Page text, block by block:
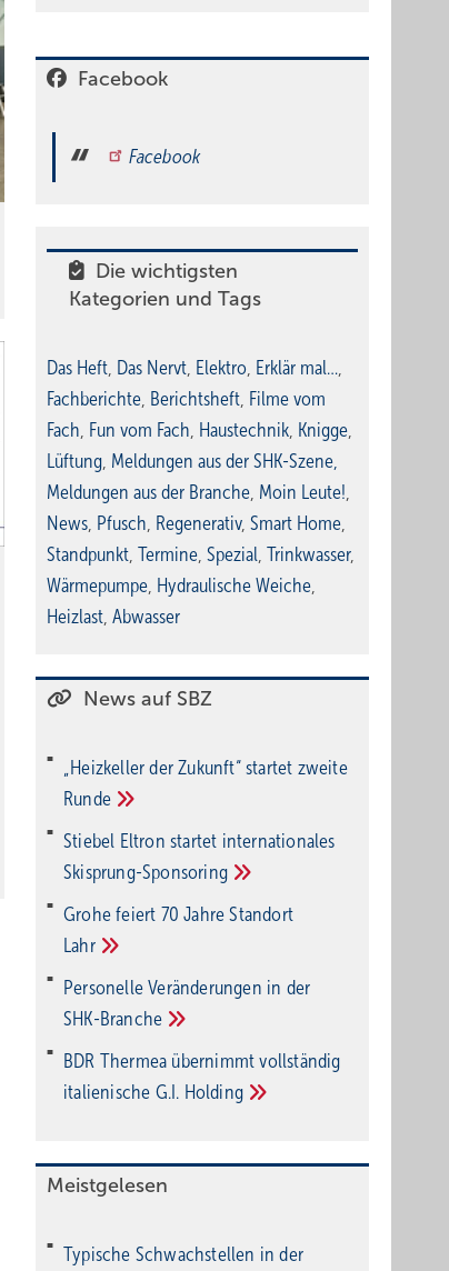
Facebook
Facebook
Die wichtigsten
Kategorien und Tags
Das Heft, Das Nervt, Elektro, Erklär mal…,
Fachberichte, Berichtsheft, Filme vom
Fach, Fun vom Fach, Haustechnik, Knigge,
Lüftung, Meldungen aus der SHK-Szene,
Meldungen aus der Branche, Moin Leute!,
News, Pfusch, Regenerativ, Smart Home,
Standpunkt, Termine, Spezial, Trinkwasser,
Wärmepumpe, Hydraulische Weiche,
Heizlast, Abwasser
News auf SBZ
„Heizkeller der Zu­kunft“ star­tet zwei­te
Run­de
Stiebel Eltron startet internatio­nales
Ski­sprung-Spon­soring
Grohe feiert 70 Jahre Standort
Lahr
Personelle Veränderungen in der
SHK-Branche
BDR Thermea übernimmt vollständig
italienische G.I. Holding
Meistgelesen
Typische Schwachstellen in der